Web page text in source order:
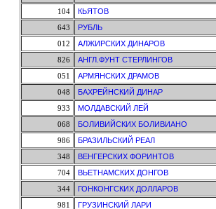
104
КЬЯТОВ
643
РУБЛЬ
012
АЛЖИРСКИХ ДИНАРОВ
826
АНГЛ.ФУНТ СТЕРЛИНГОВ
051
АРМЯНСКИХ ДРАМОВ
048
БАХРЕЙНСКИЙ ДИНАР
933
МОЛДАВСКИЙ ЛЕЙ
068
БОЛИВИЙСКИХ БОЛИВИАНО
986
БРАЗИЛЬСКИЙ РЕАЛ
348
ВЕНГЕРСКИХ ФОРИНТОВ
704
ВЬЕТНАМСКИХ ДОНГОВ
344
ГОНКОНГСКИХ ДОЛЛАРОВ
981
ГРУЗИНСКИЙ ЛАРИ